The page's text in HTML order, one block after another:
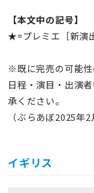
【本文中の記号】
★=プレミエ［新演
※既に完売の可能性
日程・演目・出演
承ください。
（ぶらあぼ2025年2
イギリス